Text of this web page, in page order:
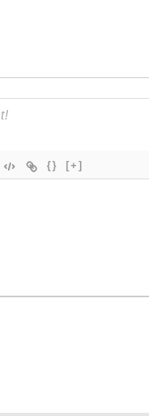
{} [+]